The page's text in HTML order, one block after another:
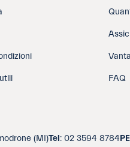
FAQ
(MI)Tel: 02 3594 8784